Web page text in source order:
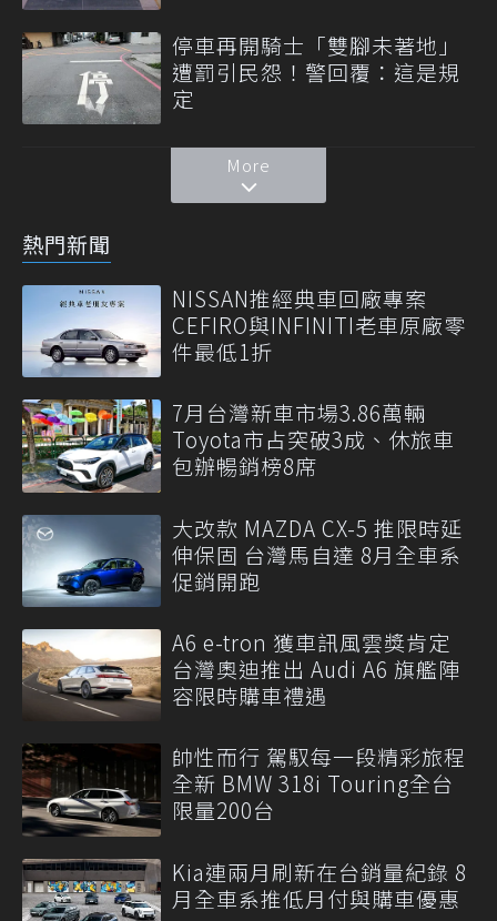
停車再開騎士「雙腳未著地」
遭罰引民怨！警回覆：這是規
定
More
熱門新聞
NISSAN推經典車回廠專案
CEFIRO與INFINITI老車原廠零
件最低1折
7月台灣新車市場3.86萬輛
Toyota市占突破3成、休旅車
包辦暢銷榜8席
大改款 MAZDA CX-5 推限時延
伸保固 台灣馬自達 8月全車系
促銷開跑
A6 e-tron 獲車訊風雲獎肯定
台灣奧迪推出 Audi A6 旗艦陣
容限時購車禮遇
帥性而行 駕馭每一段精彩旅程
全新 BMW 318i Touring全台
限量200台
Kia連兩月刷新在台銷量紀錄 8
月全車系推低月付與購車優惠